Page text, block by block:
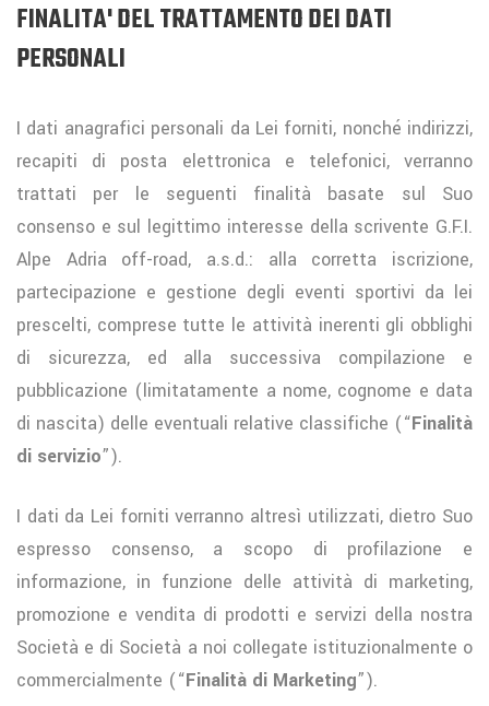
FINALITA' DEL TRATTAMENTO DEI DATI
PERSONALI
I dati anagrafici personali da Lei forniti, nonché indirizzi,
recapiti di posta elettronica e telefonici, verranno
trattati per le seguenti finalità basate sul Suo
consenso e sul legittimo interesse della scrivente G.F.I.
Alpe Adria off-road, a.s.d.: alla corretta iscrizione,
partecipazione e gestione degli eventi sportivi da lei
prescelti, comprese tutte le attività inerenti gli obblighi
di sicurezza, ed alla successiva compilazione e
pubblicazione (limitatamente a nome, cognome e data
di nascita) delle eventuali relative classifiche (“Finalità
di servizio”).
I dati da Lei forniti verranno altresì utilizzati, dietro Suo
espresso consenso, a scopo di profilazione e
informazione, in funzione delle attività di marketing,
promozione e vendita di prodotti e servizi della nostra
Società e di Società a noi collegate istituzionalmente o
commercialmente (“Finalità di Marketing”).